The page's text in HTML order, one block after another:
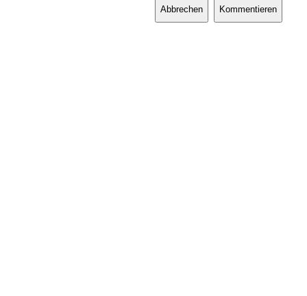
Abbrechen Kommentieren